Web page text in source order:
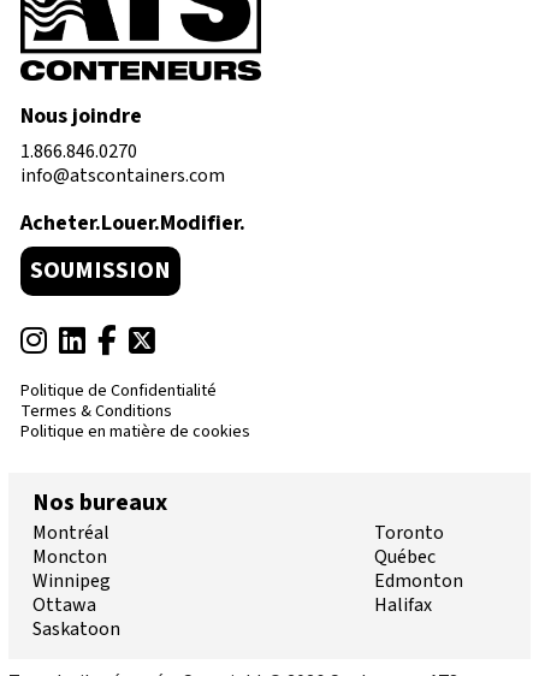
Nous joindre
1.866.846.0270
info@atscontainers.com
Acheter.Louer.Modifier.
SOUMISSION
Politique de Confidentialité
Termes & Conditions
Politique en matière de cookies
Nos bureaux
Montréal
Toronto
Moncton
Québec
Winnipeg
Edmonton
Ottawa
Halifax
Saskatoon